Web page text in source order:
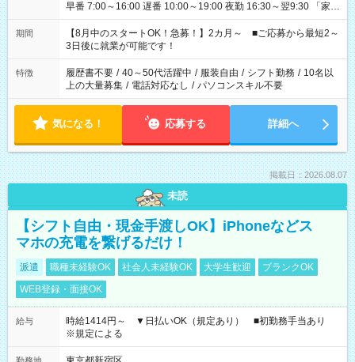
早番 7:00～16:00 遅番 10:00～19:00 夜勤 16:30～翌9:30 「家族
と休みを合わせたい」 「余裕を持って夕飯の準備がしたい」
「できれば残業はしたくない」 など、ご希望を教えてください
ね。 ※Wワーク希望の方へ 今ご覧のお仕事で希望する勤務時間
と、もう1つのお仕事の勤務時間。 合計で週40時間を超える場
合は応募できません。
期間
【8月中のスタートOK！急募！】2カ月～ ■ご応募から最短2～
3日後に就業が可能です！
特徴 履歴書不要 / 40～50代活躍中 / 服装自由 / シフト勤務 / 10名以
上の大量募集 / 電話対応なし / パソコンスキル不要
気になる！ 応募する 詳細へ
掲載日：2026.08.07
未読
【シフト自由・現金手渡しOK】iPhoneなどス
マホの充電を繋げるだけ！
派遣 職種未経験OK 社会人未経験OK 大学生歓迎
ブランクOK
WEB登録・面接OK
給与
時給1414円～ ▼日払いOK（規定あり） ■初勤務手当あり
※規定による